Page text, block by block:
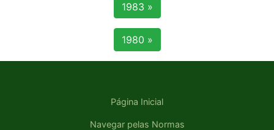
1983 »
1980 »
Página Inicial
Navegar pelas Normas